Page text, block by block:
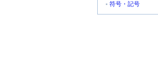
符号・記号